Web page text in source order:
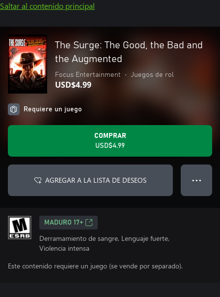
Saltar al contenido principal
The Surge: The Good, the Bad and
the Augmented
Focus Entertainment • Juegos de rol
USD$4.99
Requiere un juego
COMPRAR
USD$4.99
AGREGAR A LA LISTA DE DESEOS ● ● ●
MADURO 17+
Derramamiento de sangre, Lenguaje fuerte,
Violencia intensa
Este contenido requiere un juego (se vende por separado).